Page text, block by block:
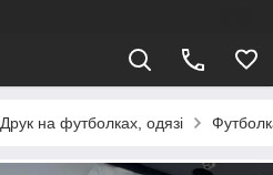
Друк на футболках, одязі